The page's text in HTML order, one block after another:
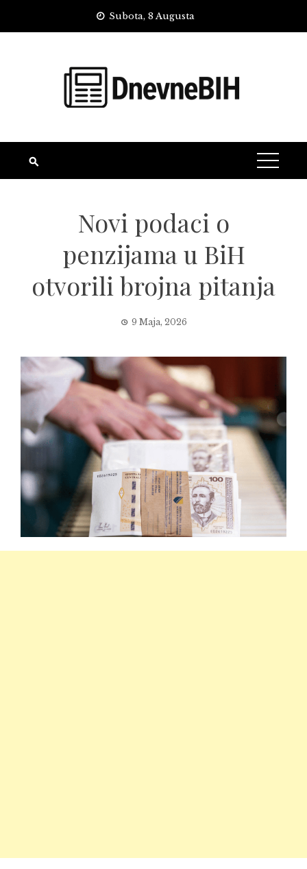
Subota, 8 Augusta
Novi podaci o
penzijama u BiH
otvorili brojna pitanja
9 Maja, 2026